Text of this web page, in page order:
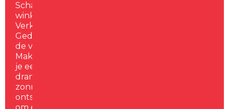
Schagen heeft een gevarieerd aanbod van
winkels, van lokale boetieks tot bekende ketens.
Verken bijvoorbeeld de winkels aan de
Gedempte Gracht en de Nieuwstraat of ontdek
de vele winkels in het vernieuwde en overdekte
Makado Centrum. Na een middag winkelen kun
je een stop maken voor een lekker hapje of
drankje op het Marktplein, waar heerlijk
zonnige terrassen je uitnodigen om even te
ontspannen. Schagen biedt volop gelegenheid